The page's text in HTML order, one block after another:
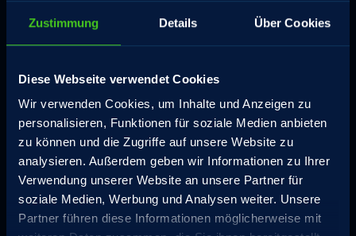
Zustimmung Details Über Cookies
Diese Webseite verwendet Cookies
Wir verwenden Cookies, um Inhalte und Anzeigen zu
personalisieren, Funktionen für soziale Medien anbieten
zu können und die Zugriffe auf unsere Website zu
analysieren. Außerdem geben wir Informationen zu Ihrer
Verwendung unserer Website an unsere Partner für
soziale Medien, Werbung und Analysen weiter. Unsere
Partner führen diese Informationen möglicherweise mit